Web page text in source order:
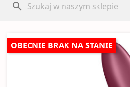
search
OBECNIE BRAK NA STANIE